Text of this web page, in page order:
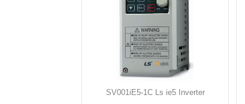
SV001iE5-1C Ls ie5 Inverter